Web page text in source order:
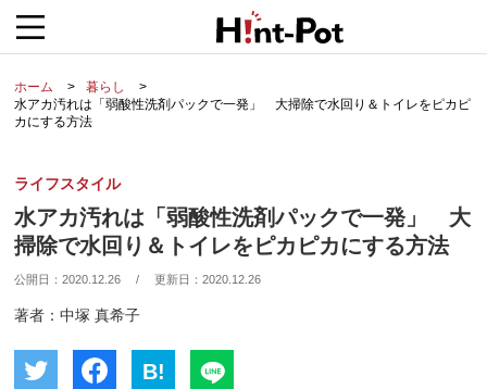
ホーム
暮らし
水アカ汚れは「弱酸性洗剤パックで一発」 大掃除で水回り＆トイレをピカピ
カにする方法
ライフスタイル
水アカ汚れは「弱酸性洗剤パックで一発」 大
掃除で水回り＆トイレをピカピカにする方法
公開日：2020.12.26 / 更新日：2020.12.26
著者：中塚 真希子
B!